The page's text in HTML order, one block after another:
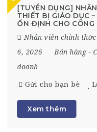
[TUYỂN DỤNG]
THIẾT BỊ GIÁO DỤC
ỔN ĐỊNH CHO CÔNG
Nhân viên chính thức
6, 2026
Bán hàng-
doanh
Gửi cho bạn bè
Xem thêm